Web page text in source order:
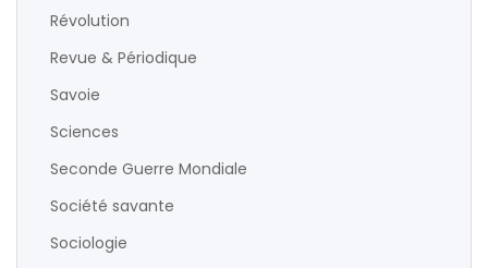
Révolution
Revue & Périodique
Savoie
Sciences
Seconde Guerre Mondiale
Société savante
Sociologie